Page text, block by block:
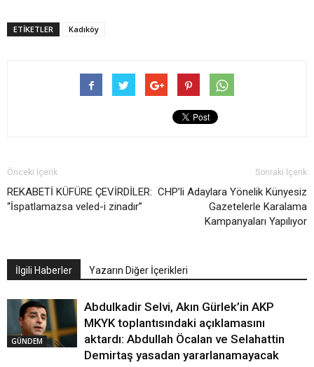
ETIKETLER Kadıköy
Önceki İçerik
REKABETİ KÜFÜRE ÇEVİRDİLER:
“İspatlamazsa veled-i zinadır”
Sonraki İçerik
CHP’li Adaylara Yönelik Künyesiz
Gazetelerle Karalama
Kampanyaları Yapılıyor
İlgili Haberler Yazarın Diğer İçerikleri
GÜNDEM
Abdulkadir Selvi, Akın Gürlek’in AKP
MKYK toplantısındaki açıklamasını
aktardı: Abdullah Öcalan ve Selahattin
Demirtaş yasadan yararlanamayacak